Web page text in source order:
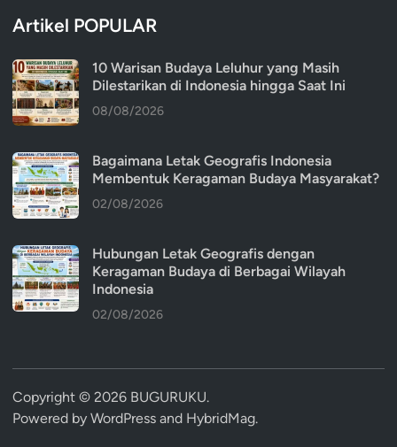
Artikel POPULAR
10 Warisan Budaya Leluhur yang Masih
Dilestarikan di Indonesia hingga Saat Ini
08/08/2026
Bagaimana Letak Geografis Indonesia
Membentuk Keragaman Budaya Masyarakat?
02/08/2026
Hubungan Letak Geografis dengan
Keragaman Budaya di Berbagai Wilayah
Indonesia
02/08/2026
Copyright © 2026 BUGURUKU.
Powered by WordPress and HybridMag.